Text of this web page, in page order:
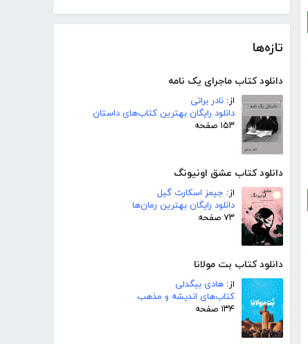
تازه‌ها
دانلود کتاب ماجرای یک نامه
از: نادر براتی
دانلود رایگان بهترین کتاب‌های داستان
۱۵۳ صفحه
دانلود کتاب عشق اونیونگ
از: جیمز اسکارث گیل
دانلود رایگان بهترین رمان‌ها
۷۳ صفحه
دانلود کتاب بت مولانا
از: هادی بیگدلی
کتاب‌های اندیشه و مذهب
۱۳۴ صفحه